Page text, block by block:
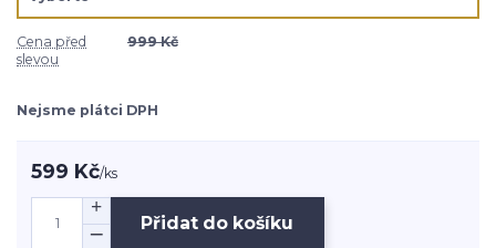
Cena před
slevou
999 Kč
Nejsme plátci DPH
599 Kč/ks
Přidat do košíku